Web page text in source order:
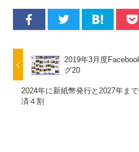
2019年3月度
グ20
2024年に新紙幣発行と2027年ま
済４割